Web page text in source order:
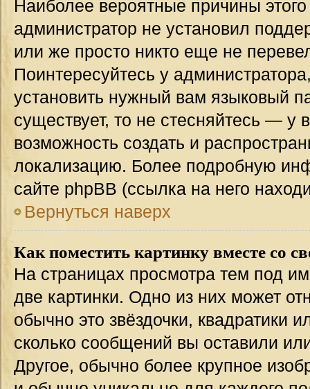
Наиболее вероятные причины этого
администратор не установил
или же просто никто еще не
Поинтересуйтесь у
установить нужный вам языковый
существует, то не стесняйтесь — у
возможность создать и
локализацию. Более подробную
сайте phpBB (ссылка на него
Вернуться наверх
Как поместить картинку вместе со
На страницах просмотра тем под
две картинки. Одно из них может
обычно это звёздочки, квадратики
сколько сообщений вы оставили
Другое, обычно более крупное